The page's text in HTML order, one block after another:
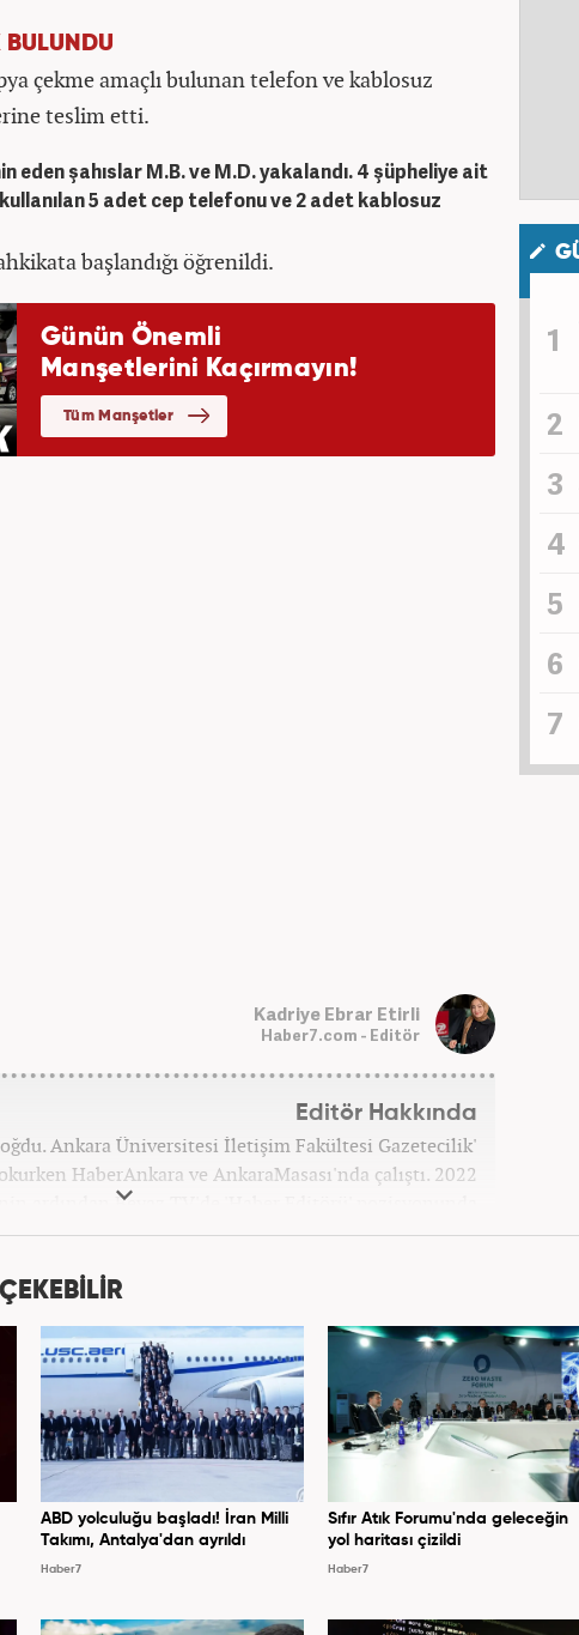
BULUNDU
çekme amaçlı bulunan telefon ve kablosuz
teslim etti.
eden şahıslar M.B. ve M.D. yakalandı. 4 şüpheliye ait
5 adet cep telefonu ve 2 adet kablosuz
başlandığı öğrenildi.
Kadriye Ebrar Etirli
Haber7.com - Editör
Editör Hakkında
Ankara Üniversitesi İletişim Fakültesi Gazetecilik'
HaberAnkara ve AnkaraMasası'nda çalıştı. 2022
ardından Beyaz TV'de 'Haber Editörü' pozisyonunda
Şubat ayından itibaren Haber7'deki Gündem Editörü
ABD yolculuğu başladı! İran Milli
Takımı, Antalya'dan ayrıldı
Haber7
Sıfır Atık Forumu'nda geleceğin
yol haritası çizildi
Haber7